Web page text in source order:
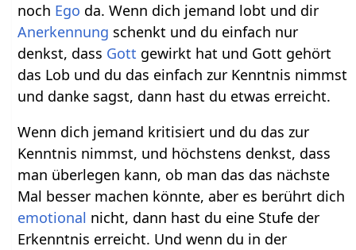
noch Ego da. Wenn dich jemand lobt und dir
Anerkennung schenkt und du einfach nur
denkst, dass Gott gewirkt hat und Gott gehört
das Lob und du das einfach zur Kenntnis nimmst
und danke sagst, dann hast du etwas erreicht.
Wenn dich jemand kritisiert und du das zur
Kenntnis nimmst, und höchstens denkst, dass
man überlegen kann, ob man das das nächste
Mal besser machen könnte, aber es berührt dich
emotional nicht, dann hast du eine Stufe der
Erkenntnis erreicht. Und wenn du in der